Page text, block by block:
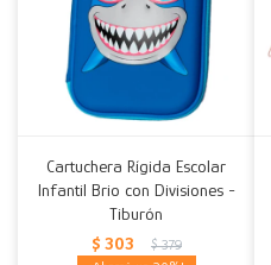
Cartuchera Rígida Escolar
Infantil Brio con Divisiones -
Tiburón
$ 303 $ 379